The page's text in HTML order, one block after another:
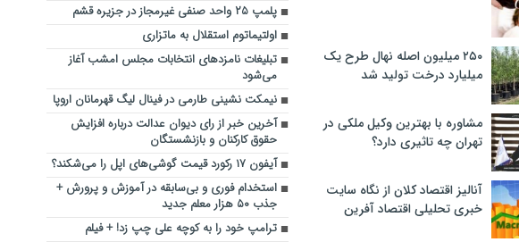
۲۵۰ میلیون اصله نهال طرح یک
میلیارد درخت تولید شد
مشاوره با بهترین وکیل ملکی در
تهران چه تاثیری دارد؟
آنالیز اقتصاد کلان از نگاه سایت
خبری تحلیلی اقتصاد آفرین
پلمپ ۲۵ واحد صنفی غیرمجاز در جزیره قشم
اولتیماتوم استقلال به ماتزاری
تبلیغات نامزدهای انتخابات مجلس امشب آغاز
می‌شود
نیمکت نشینی طارمی در فینال لیگ قهرمانان اروپا
آخرین خبر از رای دیوان عدالت درباره افزایش
حقوق کارکنان و بازنشستگان
آیفون ۱۷ رکورد قیمت گوشی‌های اپل را می‌شکند؟
استخدام فوری و بی‌سابقه در آموزش و پرورش +
جذب ۵۰ هزار معلم جدید
ترامپ خود را به کوچه علی چپ زد! + فیلم